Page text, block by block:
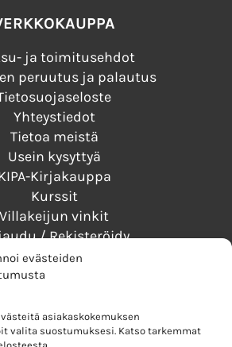
evästeiden
asiakaskokemuksen
valita suostumuksesi. Katso tarkemmat
ja toimitusehdot
peruutus ja palautus
Yhteystiedot
Tietoa meistä
Usein kysyttyä
Kirjakauppa
Kurssit
Villakeijun vinkit
/ Rekisteröidy
MAKSUTAVAT